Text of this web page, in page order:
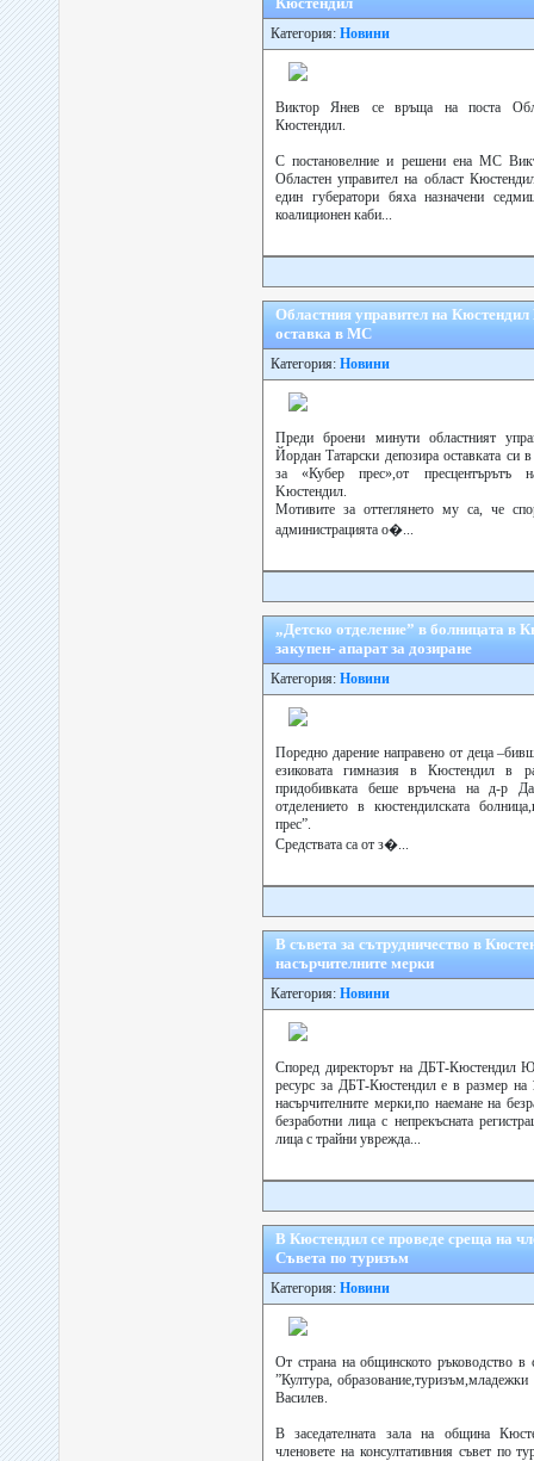
Категория: Новини
Виктор Янев се връща на поста
Кюстендил.
С постановелние и решени ена МС
Областен управител на област
един губератори бяха назначени
коалиционен каби...
Областния управител на
оставка в МС
Категория: Новини
Преди броени минути областният
Йордан Татарски депозира оставката си
за «Кубер прес»,от пресцентърътъ
Kюстендил.
Мотивите за оттеглянето му са, че
администрацията о�...
„Детско отделение” в болницата в
закупен- апарат за дозиране
Категория: Новини
Поредно дарение направено от деца
езиковата гимназия в Кюстендил в
придобивката беше връчена на д-р
отделението в кюстендилската
прес”.
Средствата са от з�...
В съвета за сътрудничество в
насърчителните мерки
Категория: Новини
Според директорът на ДБТ-Кюстендил
ресурс за ДБТ-Кюстендил е в размер на
насърчителните мерки,по наемане на
безработни лица с непрекъсната
лица с трайни уврежда...
В Кюстендил се проведе среща на
Съвета по туризъм
Категория: Новини
От страна на общинското ръководство в
”Култура,
Василев.
В заседателната зала на община
членовете на консултативния съвет по